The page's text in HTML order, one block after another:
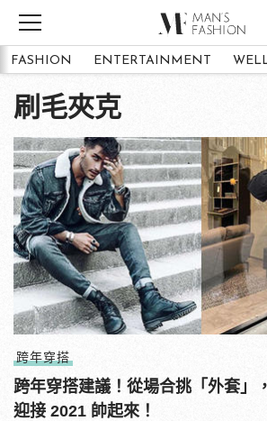
FASHION ENTERTAINMENT
刷毛夾克
跨年穿搭
跨年穿搭建議！從場合挑「外套」
迎接 2021 帥起來！